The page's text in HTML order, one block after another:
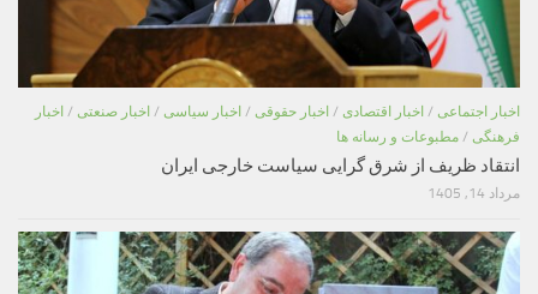
اخبار اجتماعی / اخبار اقتصادی / اخبار حقوقی / اخبار سیاسی / اخبار صنعتی / اخبار
فرهنگی / مطبوعات و رسانه ها
انتقاد ظریف از شرق گرایی سیاست خارجی ایران
مرداد 14, 1405